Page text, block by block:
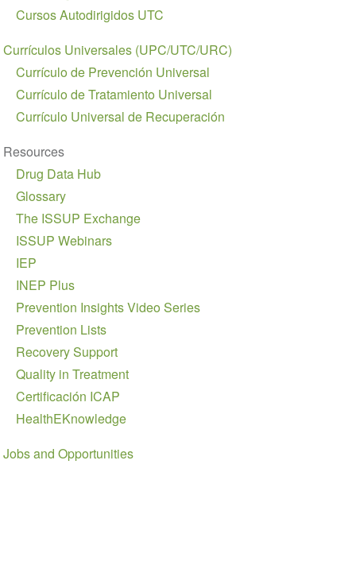
Cursos Autodirigidos UTC
Currículos Universales (UPC/UTC/URC)
Currículo de Prevención Universal
Currículo de Tratamiento Universal
Currículo Universal de Recuperación
Resources
Drug Data Hub
Glossary
The ISSUP Exchange
ISSUP Webinars
IEP
INEP Plus
Prevention Insights Video Series
Prevention Lists
Recovery Support
Quality in Treatment
Certificación ICAP
HealthEKnowledge
Jobs and Opportunities